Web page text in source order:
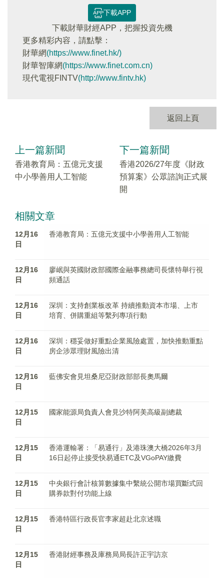
下載APP
下載財華財經APP，把握投資先機
更多精彩内容，請點擊：
財華網(https://www.finet.hk/)
財華智庫網(https://www.finet.com.cn)
現代電視FINTV(http://www.fintv.hk)
返回上頁
上一篇新聞
香港教育局：五億元支援
中小學善用人工智能
下一篇新聞
香港2026/27年度《財政
預算案》公眾諮詢正式展
開
相關文章
12月16
日
香港教育局：五億元支援中小學善用人工智能
12月16
日
廖岷與英國財政部國際金融事務總司長懷特舉行視
頻通話
12月16
日
深圳：支持創業板改革 持續推動資本市場、上市
培育、併購重組等繫列專項行動
12月16
日
深圳：穩妥做好重點企業風險處置，加快推動重點
房企涉眾理財風險出清
12月16
日
藍佛安會見坦桑尼亞財政部部長奧馬爾
12月15
日
國家能源局負責人會見沙特阿美高級副總裁
12月15
日
香港運輸署：「易通行」及港珠澳大橋2026年3月
16日起停止接受快易通ETC及VGoPAY繳費
12月15
日
中央銀行會計核算數據集中繫統公開市場買斷式回
購券款對付功能上線
12月15
日
香港特區行政長官李家超赴北京述職
12月15
日
香港財經事務及庫務局局長許正宇訪京